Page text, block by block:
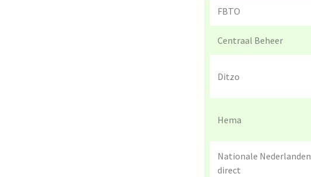
FBTO
Centraal Beheer
Ditzo
Hema
Nationale Nederlanden
direct